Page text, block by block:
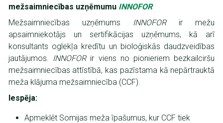
mežsaimniecības uzņēmumu INNOFOR
Mežsaimniecības uzņēmums INNOFORir mežu
apsaimniekotājs un sertifikācijas uzņēmums, kā arī
konsultants oglekļa kredītu un bioloģiskās daudzveidības
jautājumos. INNOFORir viens no pionieriem bezkailciršu
mežsaimniecības attīstībā, kas pazīstama kā nepārtrauktā
meža klājuma mežsaimniecība (CCF).
Iespēja:
Apmeklēt Somijas meža īpašumus, kur CCF tiek